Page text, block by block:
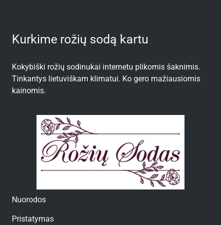
Kurkime rožių sodą kartu
Kokybiški rožių sodinukai internetu plikomis šaknimis.
Tinkantys lietuviškam klimatui. Ko gero mažiausiomis
kainomis.
Nuorodos
Pristatymas